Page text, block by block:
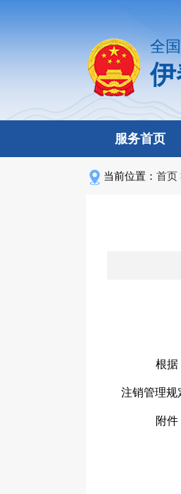
全
服务首页
当前位置： 首页
根据
注销管理规
附